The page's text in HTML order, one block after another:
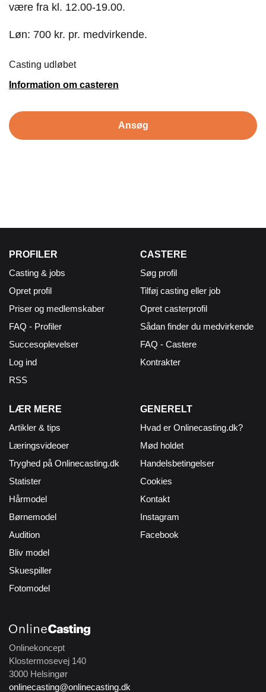
være fra kl. 12.00-19.00.
Løn: 700 kr. pr. medvirkende.
Casting udløbet
Information om casteren
Ansøg
PROFILER
Casting & jobs
Opret profil
Priser og medlemskaber
FAQ - Profiler
Succesoplevelser
Log ind
RSS
CASTERE
Søg profil
Tilføj casting eller job
Opret casterprofil
Sådan finder du medvirkende
FAQ - Castere
Kontrakter
LÆR MERE
Artikler & tips
Læringsvideoer
Tryghed på Onlinecasting.dk
Statister
Hårmodel
Børnemodel
Audition
Bliv model
Skuespiller
Fotomodel
GENERELT
Hvad er Onlinecasting.dk?
Mød holdet
Handelsbetingelser
Cookies
Kontakt
Instagram
Facebook
Onlinekoncept
Klostermosevej 140
3000 Helsingør
onlinecasting@onlinecasting.dk